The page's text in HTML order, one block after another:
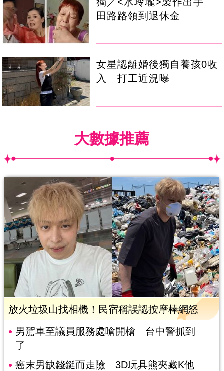
田路路領到退休金
女星認離婚後獨自養孩0收
入 打工近況曝
大數據推薦
放火垃圾山找相機！民宿稱誤認按摩棒網怒
男駕車至議員服務處嗆開槍 台中警抓到
了
癌末男缺錢鋌而走險 3D玩具熊夾藏K他